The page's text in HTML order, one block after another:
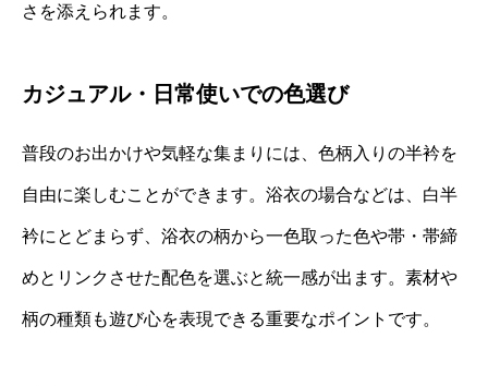
さを添えられます。
カジュアル・日常使いでの色選び
普段のお出かけや気軽な集まりには、色柄入りの半衿を
自由に楽しむことができます。浴衣の場合などは、白半
衿にとどまらず、浴衣の柄から一色取った色や帯・帯締
めとリンクさせた配色を選ぶと統一感が出ます。素材や
柄の種類も遊び心を表現できる重要なポイントです。